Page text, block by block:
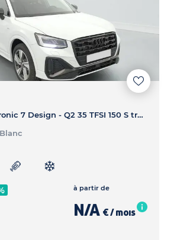
35 TFSI 150 S tronic 7 Design - Q2 35 TFSI 150 S tronic 7 Design
à partir de
N/A € / mois